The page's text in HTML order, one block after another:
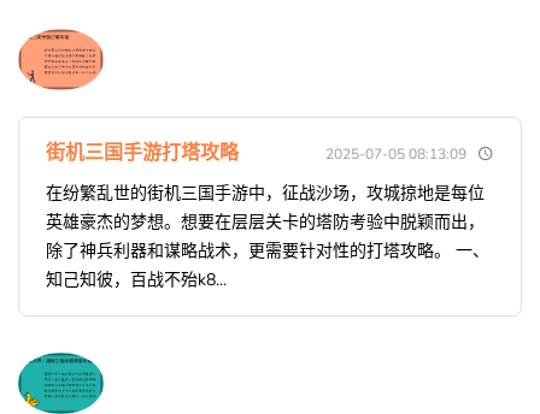
街机三国手游打塔攻略 2025-07-05 08:13:09
在纷繁乱世的街机三国手游中，征战沙场，攻城掠地是每位
英雄豪杰的梦想。想要在层层关卡的塔防考验中脱颖而出，
除了神兵利器和谋略战术，更需要针对性的打塔攻略。 一、
知己知彼，百战不殆k8...